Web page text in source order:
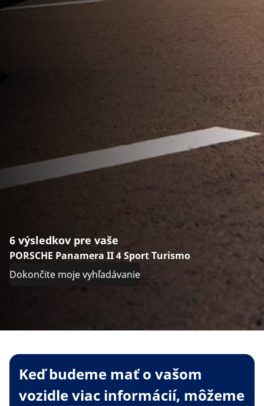
6 výsledkov pre vaše
PORSCHE Panamera II 4 Sport Turismo
Dokončite moje vyhľadávanie
Keď budeme mať o vašom
vozidle viac informácií, môžeme